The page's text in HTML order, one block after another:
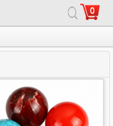
0
Πλήρης ιστοσελίδας
διατηρούνται.